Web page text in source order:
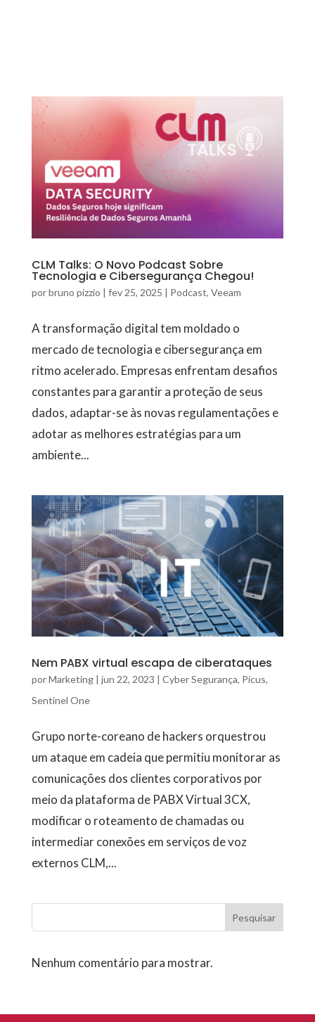
CLM Talks: O Novo Podcast Sobre
Tecnologia e Cibersegurança Chegou!
porbruno pizzio | fev 25, 2025 | Podcast, Veeam
A transformação digital tem moldado o
mercado de tecnologia e cibersegurança em
ritmo acelerado. Empresas enfrentam desafios
constantes para garantir a proteção de seus
dados, adaptar-se às novas regulamentações e
adotar as melhores estratégias para um
ambiente...
Nem PABX virtual escapa de ciberataques
porMarketing| jun 22, 2023 | Cyber Segurança, Picus,
Sentinel One
Grupo norte-coreano de hackers orquestrou
um ataque em cadeia que permitiu monitorar as
comunicações dos clientes corporativos por
meio da plataforma de PABX Virtual 3CX,
modificar o roteamento de chamadas ou
intermediar conexões em serviços de voz
externos CLM,...
Pesquisar
Nenhum comentário para mostrar.